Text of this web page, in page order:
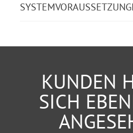
KUNDEN
SICH